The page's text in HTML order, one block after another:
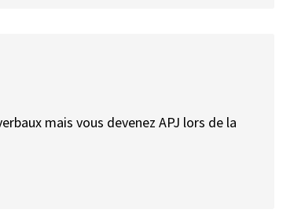
mais vous devenez APJ lors de la